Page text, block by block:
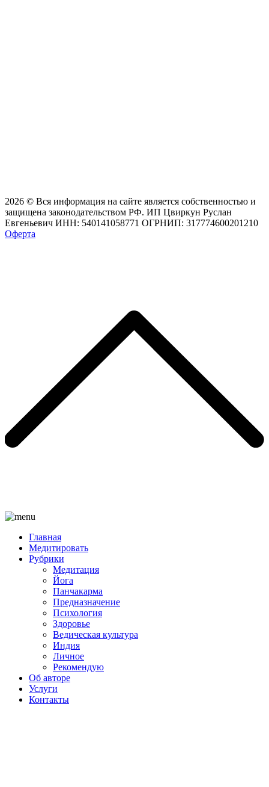
2026 © Вся информация на сайте является собственностью и
защищена законодательством РФ. ИП Цвиркун Руслан
Евгеньевич ИНН: 540141058771 ОГРНИП: 317774600201210
Оферта
Главная
Медитировать
Рубрики
Медитация
Йога
Панчакарма
Предназначение
Психология
Здоровье
Ведическая культура
Индия
Личное
Рекомендую
Об авторе
Услуги
Контакты